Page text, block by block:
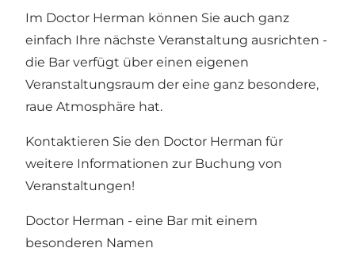
Im Doctor Herman können Sie auch ganz
einfach Ihre nächste Veranstaltung ausrichten -
die Bar verfügt über einen eigenen
Veranstaltungsraum der eine ganz besondere,
raue Atmosphäre hat.
Kontaktieren Sie den Doctor Herman für
weitere Informationen zur Buchung von
Veranstaltungen!
Doctor Herman - eine Bar mit einem
besonderen Namen